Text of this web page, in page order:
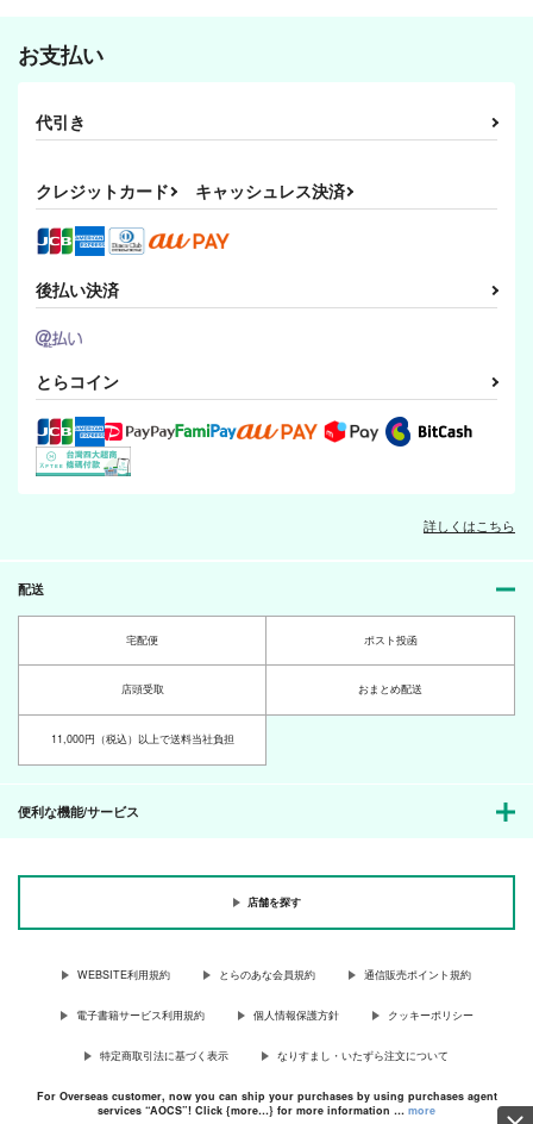
お支払い
代引き
クレジットカード キャッシュレス決済
後払い決済
とらコイン
詳しくはこちら
配送
宅配便 ポスト投函
店頭受取 おまとめ配送
11,000円（税込）以上で送料当社負担
便利な機能/サービス
店舗を探す
WEBSITE利用規約 とらのあな会員規約 通信販売ポイント規約
電子書籍サービス利用規約 個人情報保護方針 クッキーポリシー
特定商取引法に基づく表示 なりすまし・いたずら注文について
For Overseas customer, now you can ship your purchases by using purchases agent
services “AOCS”! Click {more…} for more information … more